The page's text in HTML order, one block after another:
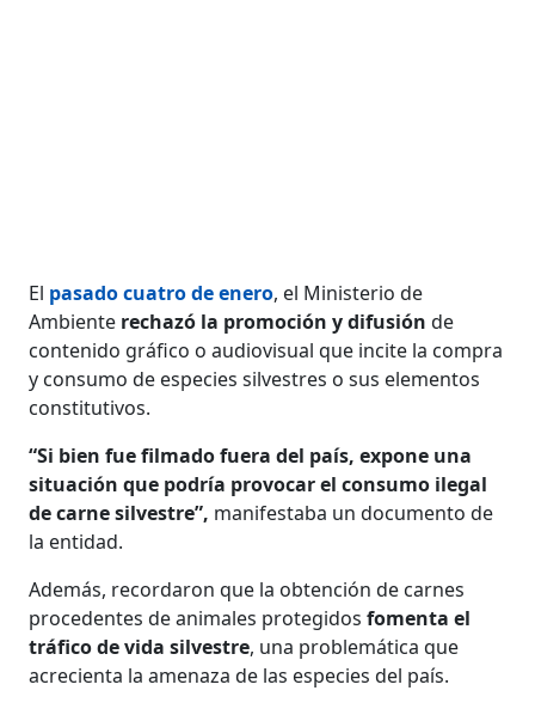
El pasado cuatro de enero, el Ministerio de
Ambiente rechazó la promoción y difusión de
contenido gráfico o audiovisual que incite la compra
y consumo de especies silvestres o sus elementos
constitutivos.
“Si bien fue filmado fuera del país, expone una
situación que podría provocar el consumo ilegal
de carne silvestre”, manifestaba un documento de
la entidad.
Además, recordaron que la obtención de carnes
procedentes de animales protegidosfomenta el
tráfico de vida silvestre, una problemática que
acrecienta la amenaza de las especies del país.